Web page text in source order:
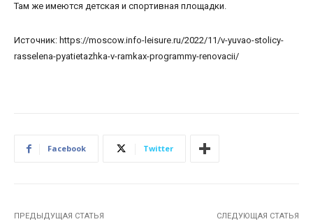
Там же имеются детская и спортивная площадки.
Источник: https://moscow.info-leisure.ru/2022/11/v-yuvao-stolicy-
rasselena-pyatietazhka-v-ramkax-programmy-renovacii/
Facebook Twitter
ПРЕДЫДУЩАЯ СТАТЬЯ СЛЕДУЮЩАЯ СТАТЬЯ